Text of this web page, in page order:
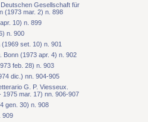
Gesellschaft für
(1973 mar. 2) n. 898
10) n. 899
n. 900
set. 10) n. 901
Bonn (1973 apr. 4) n. 902
feb. 28) n. 903
dic.) nn. 904-905
G. P. Viesseux.
1975 mar. 17) nn. 906-907
gen. 30) n. 908
909